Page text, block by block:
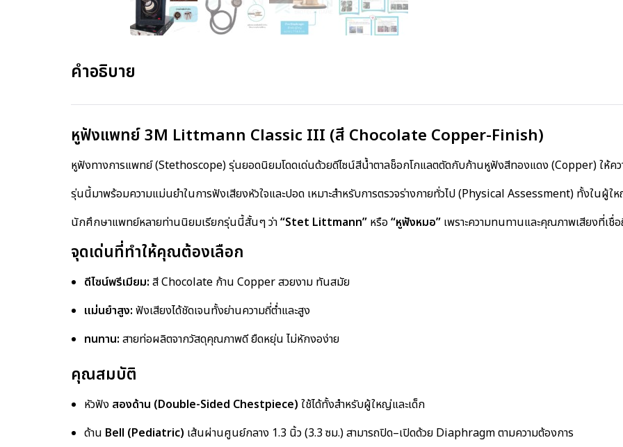
คำอธิบาย
หูฟังแพทย์ 3M Littmann Classic III (สี Chocolate Copper-Finish)
หูฟังทางการแพทย์ (Stethoscope) รุ่นยอดนิยมโดดเด่นด้วยดีไซน์สีน้ำตาลช็อกโกแลตตัดกับก้านหูฟังสีทองแดง (Copper) ให้คว
รุ่นนี้มาพร้อมความแม่นยำในการฟังเสียงหัวใจและปอด เหมาะสำหรับการตรวจร่างกายทั่วไป (Physical Assessment) ทั้งในผู้ใ
นักศึกษาแพทย์หลายท่านนิยมเรียกรุ่นนี้สั้นๆ ว่า“Stet Littmann” หรือ “หูฟังหมอ” เพราะความทนทานและคุณภาพเสียงที่เชื่อ
จุดเด่นที่ทำให้คุณต้องเลือก
ดีไซน์พรีเมียม: สี Chocolate ก้าน Copper สวยงาม ทันสมัย
แม่นยำสูง: ฟังเสียงได้ชัดเจนทั้งย่านความถี่ต่ำและสูง
ทนทาน: สายท่อผลิตจากวัสดุคุณภาพดี ยืดหยุ่น ไม่หักงอง่าย
คุณสมบัติ
หัวฟัง สองด้าน (Double-Sided Chestpiece) ใช้ได้ทั้งสำหรับผู้ใหญ่และเด็ก
ด้าน Bell (Pediatric) เส้นผ่านศูนย์กลาง 1.3 นิ้ว (3.3 ซม.) สามารถปิด–เปิดด้วย Diaphragm ตามความต้องการ